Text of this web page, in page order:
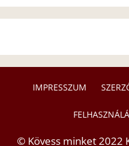
IMPRESSZUM
© Kövess minket 2022